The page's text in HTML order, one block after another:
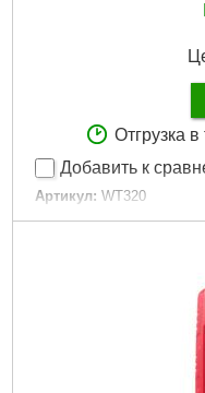
Отгрузка
Добавить к
Артикул: WT320
Код товара: 22.64.82